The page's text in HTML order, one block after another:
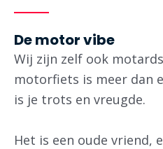
De motor vibe
Wij zijn zelf ook
motorfiets is meer dan
is je trots en vreugde.
Het is een oude vriend,